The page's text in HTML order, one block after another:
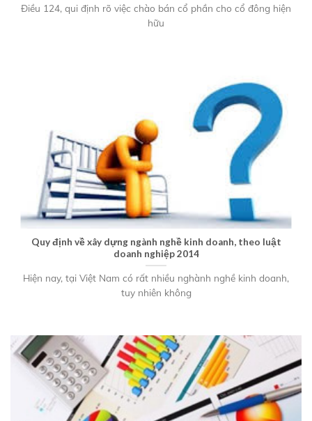
Điều 124, qui định rõ việc chào bán cổ phần cho cổ đông hiện
hữu
Quy định về xây dựng ngành nghề kinh doanh, theo luật
doanh nghiệp 2014
Hiện nay, tại Việt Nam có rất nhiều nghành nghề kinh doanh,
tuy nhiên không